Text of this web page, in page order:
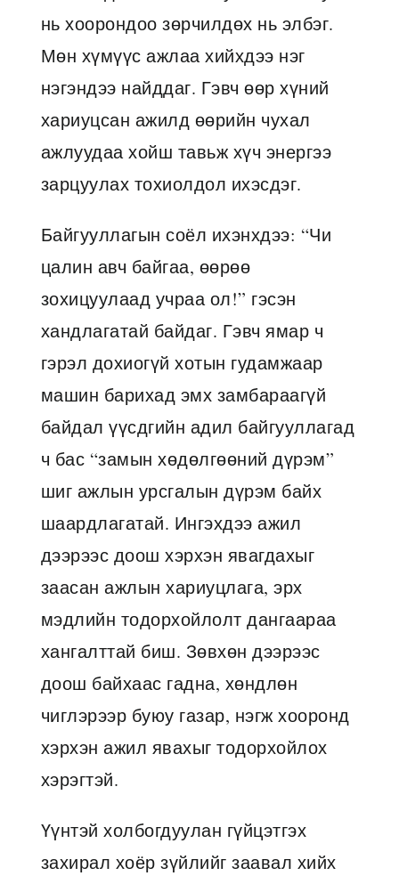
нь хоорондоо зөрчилдөх нь элбэг.
Мөн хүмүүс ажлаа хийхдээ нэг
нэгэндээ найддаг. Гэвч өөр хүний
хариуцсан ажилд өөрийн чухал
ажлуудаа хойш тавьж хүч энергээ
зарцуулах тохиолдол ихэсдэг.
Байгууллагын соёл ихэнхдээ: “Чи
цалин авч байгаа, өөрөө
зохицуулаад учраа ол!” гэсэн
хандлагатай байдаг. Гэвч ямар ч
гэрэл дохиогүй хотын гудамжаар
машин барихад эмх замбараагүй
байдал үүсдгийн адил байгууллагад
ч бас “замын хөдөлгөөний дүрэм”
шиг ажлын урсгалын дүрэм байх
шаардлагатай. Ингэхдээ ажил
дээрээс доош хэрхэн явагдахыг
заасан ажлын хариуцлага, эрх
мэдлийн тодорхойлолт дангаараа
хангалттай биш. Зөвхөн дээрээс
доош байхаас гадна, хөндлөн
чиглэрээр буюу газар, нэгж хооронд
хэрхэн ажил явахыг тодорхойлох
хэрэгтэй.
Үүнтэй холбогдуулан гүйцэтгэх
захирал хоёр зүйлийг заавал хийх